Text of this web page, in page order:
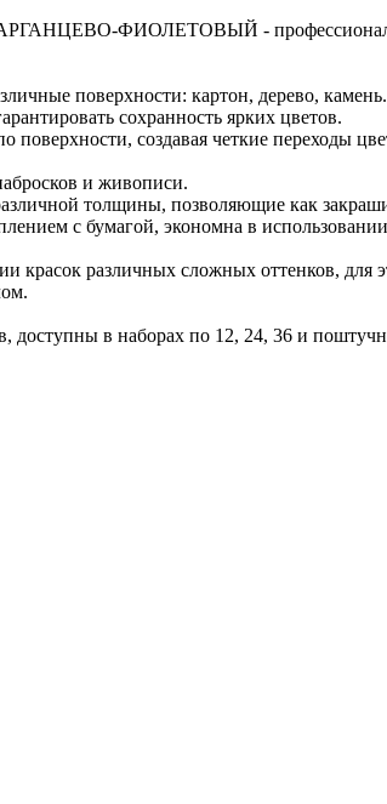
ФИОЛЕТОВЫЙ -
поверхности: картон, дерево, камень.
сохранность ярких цветов.
поверхности, создавая четкие переходы
и живописи.
толщины, позволяющие как
с бумагой, экономна в
красок различных сложных оттенков,
доступны в наборах по 12, 24, 36 и